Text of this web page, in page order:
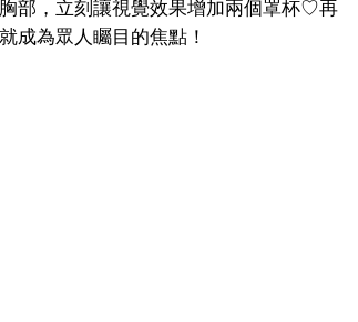
部，立刻讓視覺效果增加兩個罩杯♡再
成為眾人矚目的焦點！